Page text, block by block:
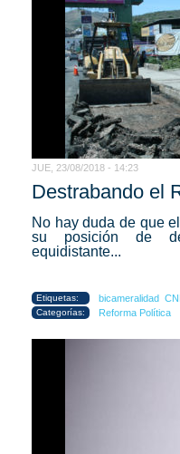
JUE, 23/08/2018 - 14:23
Destrabando el
No hay duda de que
su posición de
equidistante...
Etiquetas: bicameralidad
Categorías: Reforma Política